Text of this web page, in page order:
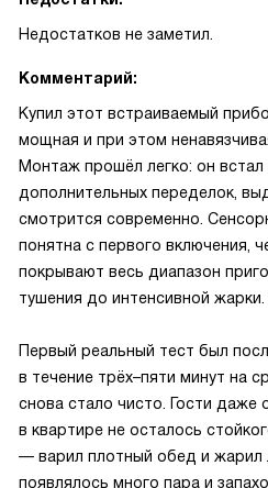
Недостатков не заметил.
Комментарий:
Купил этот встраиваемый
мощная и при этом
Монтаж прошёл легко: он
дополнительных переделок,
смотрится современно.
понятна с первого включения,
покрывают весь диапазон
тушения до интенсивной
Первый реальный тест был
в течение трёх–пяти минут на
снова стало чисто. Гости даже
в квартире не осталось
— варил плотный обед и жарил
появлялось много пара и